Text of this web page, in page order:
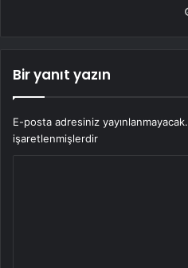
Bir yanıt yazın
E-posta adresiniz yayınlanmayacak.
işaretlenmişlerdir